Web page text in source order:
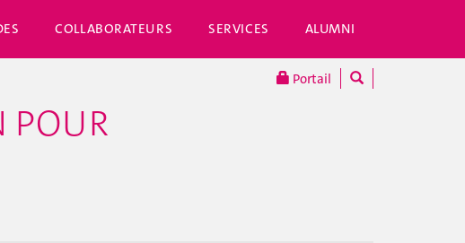
COLLABORATEURS SERVICES ALUMNI
Portail
POUR